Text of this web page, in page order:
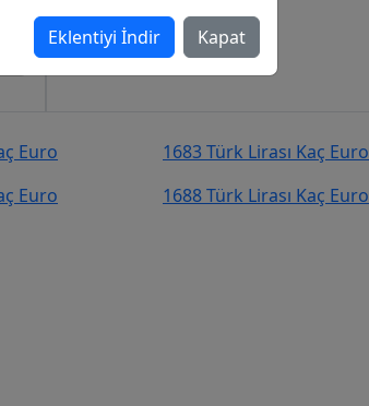
Euro
1683 Türk Lirası Kaç Euro
Euro
1688 Türk Lirası Kaç Euro
Eklentiyi İndir Kapat